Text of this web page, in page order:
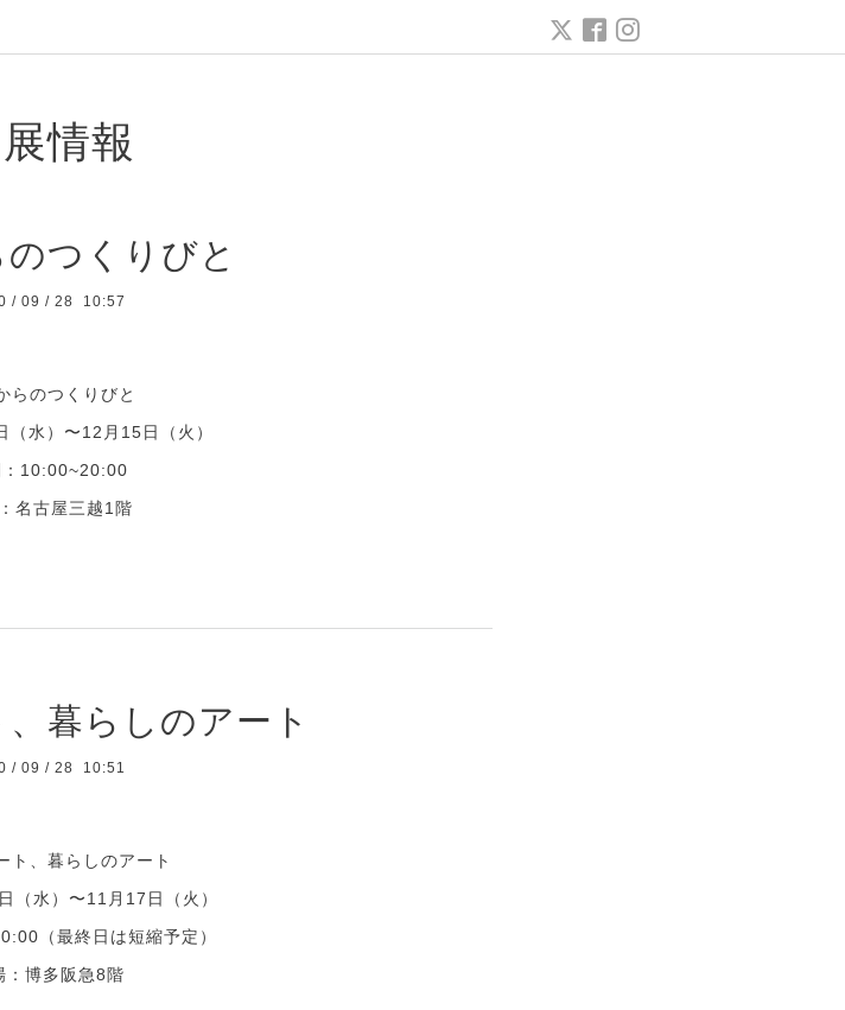
情報
つくりびと
/ 09 / 28 10:57
らのつくりびと
水）〜12月15日（火）
：10:00~20:00
名古屋三越1階
暮らしのアート
/ 09 / 28 10:51
ト、暮らしのアート
（水）〜11月17日（火）
（最終日は短縮予定）
博多阪急8階